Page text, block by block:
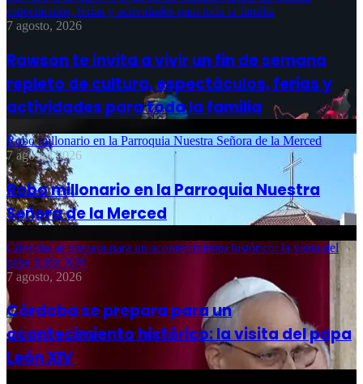
espectáculos, ferias y actividades para toda la familia
7 agosto, 2026
Rawson te invita a vivir un fin de semana
repleto de cultura, espectáculos, ferias y
actividades para toda la familia
Robo millonario en la Parroquia Nuestra Señora de la Merced
7 agosto, 2026
Robo millonario en la Parroquia Nuestra
Señora de la Merced
Córdoba se prepara para un acontecimiento histórico: la visita del
papa León XIV
7 agosto, 2026
Córdoba se prepara para un
acontecimiento histórico: la visita del papa
León XIV